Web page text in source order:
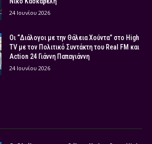
24 Ιουνίου 2026
Οι “Διάλογοι με την Θάλεια Χούντα” στο High
TV με τον Πολιτικό Συντάκτη του Real FM και
Action 24 Γιάννη Παπαγιάννη
24 Ιουνίου 2026